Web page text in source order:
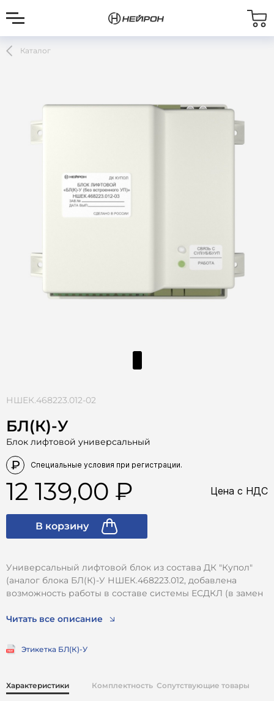
Каталог
НШЕК.468223.012-02
БЛ(К)-У
Блок лифтовой универсальный
12 139,00 Цена с НДС
В корзину
Универсальный лифтовой блок из состава ДК "Купол"
(аналог блока БЛ(К)-У НШЕК.468223.012, добавлена
возможность работы в составе системы ЕСДКЛ (в замен
блоков БУУП из состава системы СДАСЛ).
Предназначен для диспетчеризации лифтов различных
производителей (в том числе с последовательным
платформ и объектов ЖКХ. Позволяет осуществлять
контроль различных датчиков и управление
Читать все описание
Этикетка БЛ(К)-У
Характеристики Комплектность Сопутствующие товары